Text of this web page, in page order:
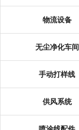
物流设备
无尘净化车间
手动打样线
供风系统